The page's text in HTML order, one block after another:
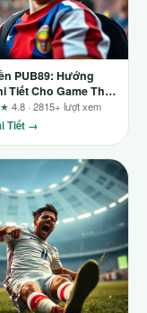
PUB89: Hướng
Tiết Cho Game Thủ
Đầu
4.8 · 2815+ lượt xem
Tiết →